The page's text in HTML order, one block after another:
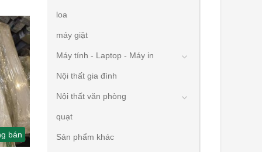
₫.
tại
là:
4.500.000 ₫.
bán
loa
máy giặt
Máy tính - Laptop - Máy in
Nội thất gia đình
Nội thất văn phòng
quạt
Sản phẩm khác